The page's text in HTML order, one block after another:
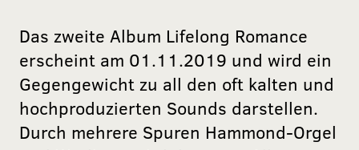
Das zweite Album Lifelong Romance
erscheint am 01.11.2019 und wird ein
Gegengewicht zu all den oft kalten und
hochproduzierten Sounds darstellen.
Durch mehrere Spuren Hammond-Orgel